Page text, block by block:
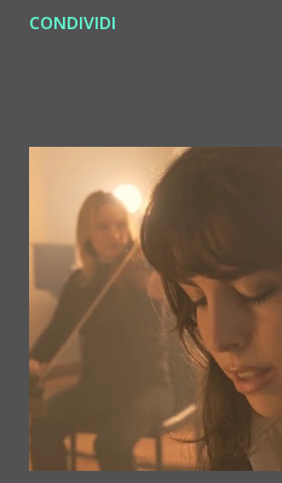
il 90% dei posti nella
HALF OCEANMAN di 5 km è
disponibilità è maggiore per
km, la staffetta
di 500 metri). Mancano,
evento sportivo di livello
Cattolica di atleti ed
Ogni anno, in continuità con le
l'evento è nato nel 2020 – la
OCEANMAN, OCEANMAN
CONDIVIDI